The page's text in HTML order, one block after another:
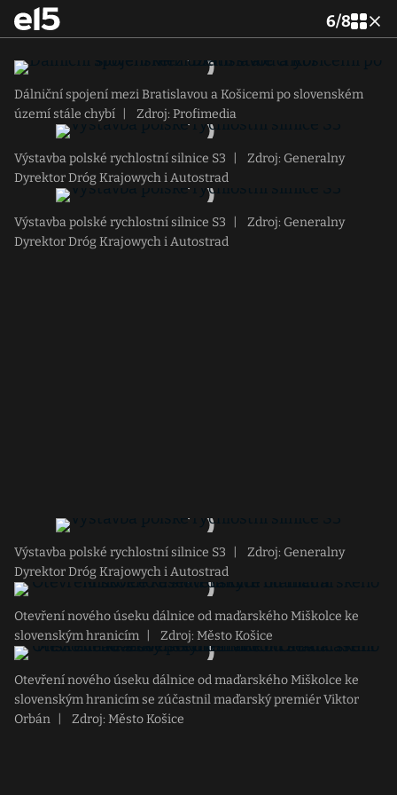
6/8
Dálniční spojení mezi Bratislavou a Košicemi po slovenském
území stále chybí
Zdroj: Profimedia
Výstavba polské rychlostní silnice S3
Zdroj: Generalny
Dyrektor Dróg Krajowych i Autostrad
Výstavba polské rychlostní silnice S3
Zdroj: Generalny
Dyrektor Dróg Krajowych i Autostrad
Výstavba polské rychlostní silnice S3
Zdroj: Generalny
Dyrektor Dróg Krajowych i Autostrad
Otevření nového úseku dálnice od maďarského Miškolce ke
slovenským hranicím
Zdroj: Město Košice
Otevření nového úseku dálnice od maďarského Miškolce ke
slovenským hranicím se zúčastnil maďarský premiér Viktor
Orbán
Zdroj: Město Košice